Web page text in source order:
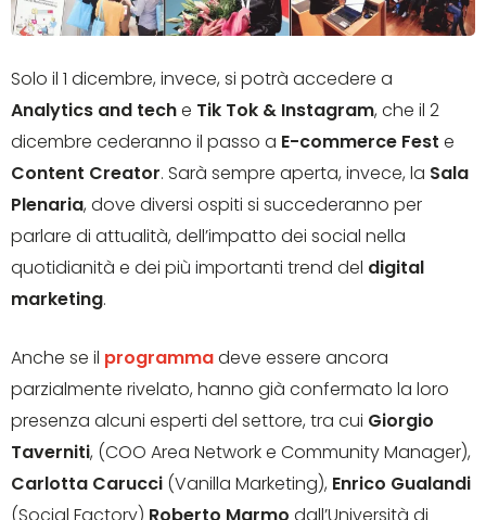
Solo il 1 dicembre, invece, si potrà accedere a
Analytics and teche Tik Tok & Instagram, che il 2
dicembre cederanno il passo a E-commerce Fest e
Content Creator. Sarà sempre aperta, invece, la Sala
Plenaria, dove diversi ospiti si succederanno per
parlare di attualità, dell’impatto dei social nella
quotidianità e dei più importanti trend del digital
marketing.
Anche se il programmadeve essere ancora
parzialmente rivelato, hanno già confermato la loro
presenza alcuni esperti del settore, tra cui Giorgio
Taverniti, (COO Area Network e Community Manager),
Carlotta Carucci (Vanilla Marketing), Enrico Gualandi